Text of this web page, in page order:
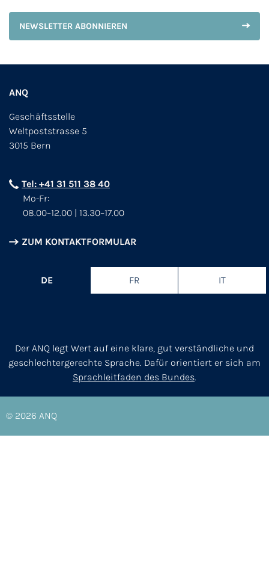
NEWSLETTER ABONNIEREN
ANQ
Geschäftsstelle
Weltpoststrasse 5
3015 Bern
Tel: +41 31 511 38 40
Mo-Fr:
08.00–12.00 | 13.30–17.00
ZUM KONTAKTFORMULAR
DE FR IT
Der ANQ legt Wert auf eine klare, gut verständliche und
geschlechtergerechte Sprache. Dafür orientiert er sich am
Sprachleitfaden des Bundes.
© 2026 ANQ